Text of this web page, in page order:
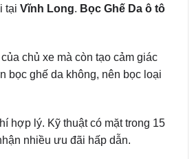
tại Vĩnh Long. Bọc Ghế Da ô tô
chủ xe mà còn tạo cảm giác
bọc ghế da không, nên bọc loại
hợp lý. Kỹ thuật có mặt trong 15
nhiều ưu đãi hấp dẫn.